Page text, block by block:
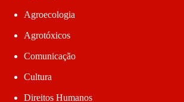
Agroecologia
Agrotóxicos
Comunicação
Cultura
Direitos Humanos